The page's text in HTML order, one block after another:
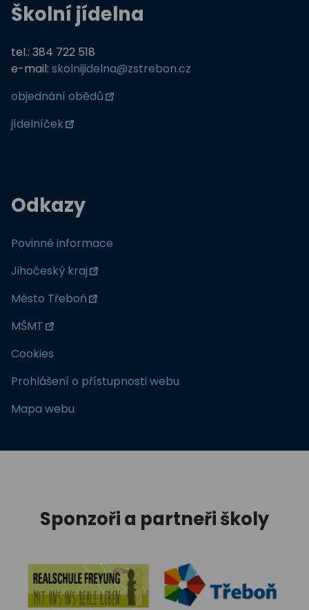
Školní jídelna
tel.: 384 722 518
e-mail: skolnijidelna@zstrebon.cz
objednání obědů
jídelníček
Odkazy
Povinné informace
Jihočeský kraj
Město Třeboň
MŠMT
Cookies
Prohlášení o přístupnosti webu
Mapa webu
Sponzoři a partneři školy